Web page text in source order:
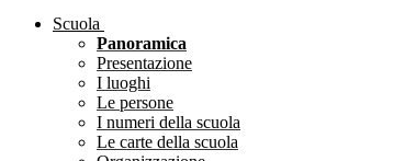
Scuola
Panoramica
Presentazione
I luoghi
Le persone
I numeri della scuola
Le carte della scuola